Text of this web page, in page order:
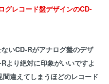
グレコード盤デザインのCD-
いCD-Rがアナログ盤のデザ
より絶対に印象がいいですよ
違えてしまうほどのレコード